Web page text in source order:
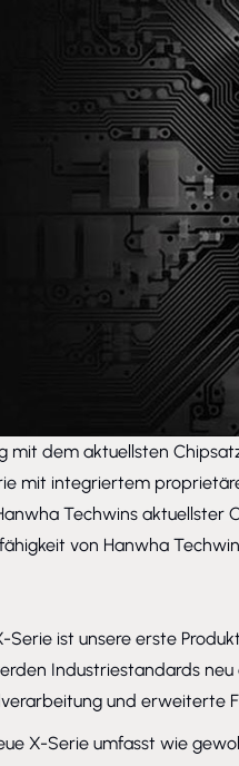
mit dem aktuellsten
mit integriertem
Techwins aktuellster
von Hanwha
Serie ist unsere erste
Industriestandards
und erweiterte